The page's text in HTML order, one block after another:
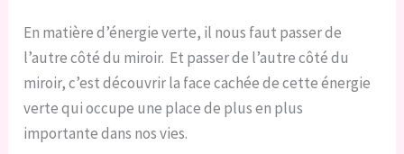
En matière d’énergie verte, il nous faut passer de
l’autre côté du miroir. Et passer de l’autre côté du
miroir, c’est découvrir la face cachée de cette énergie
verte qui occupe une place de plus en plus
importante dans nos vies.